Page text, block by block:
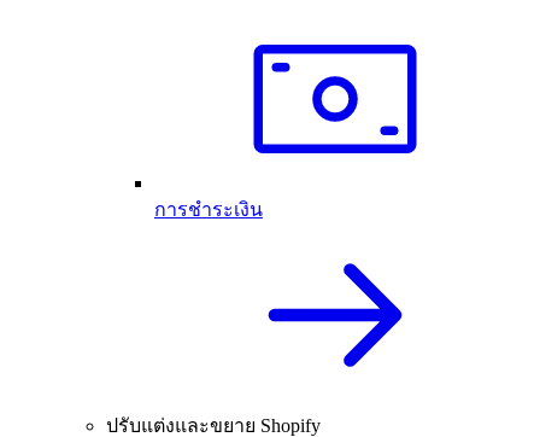
การชำระเงิน
ปรับแต่งและขยาย Shopify